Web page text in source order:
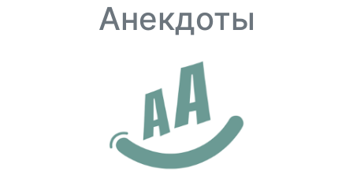
Анекдоты